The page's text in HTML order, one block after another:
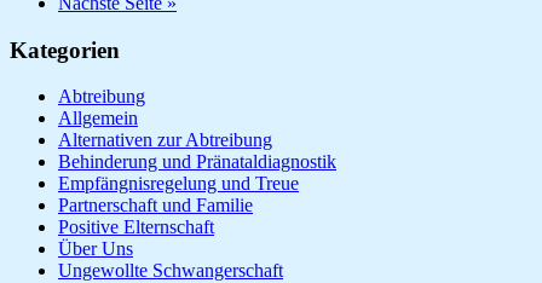
Seitenspalte
Kategorien
Abtreibung
Allgemein
Alternativen zur Abtreibung
Behinderung und Pränataldiagnostik
Empfängnisregelung und Treue
Partnerschaft und Familie
Positive Elternschaft
Über Uns
Ungewollte Schwangerschaft